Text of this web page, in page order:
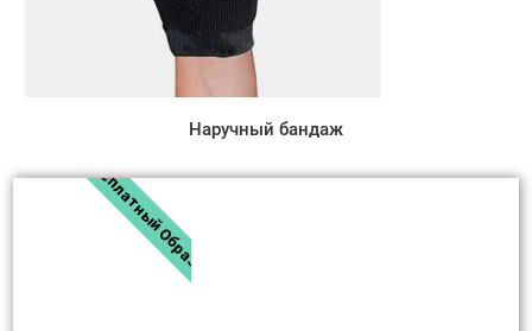
Наручный бандаж
Бесплатный Образец